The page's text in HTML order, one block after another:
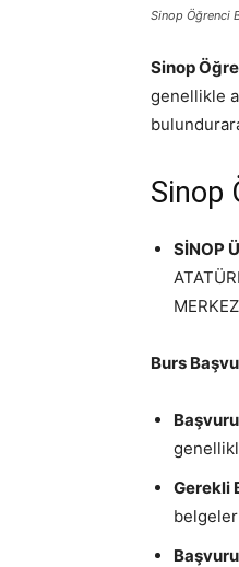
Sinop Öğrenci
Sinop
genellikle
Sinop
SİNOP
Burs
Gerekli